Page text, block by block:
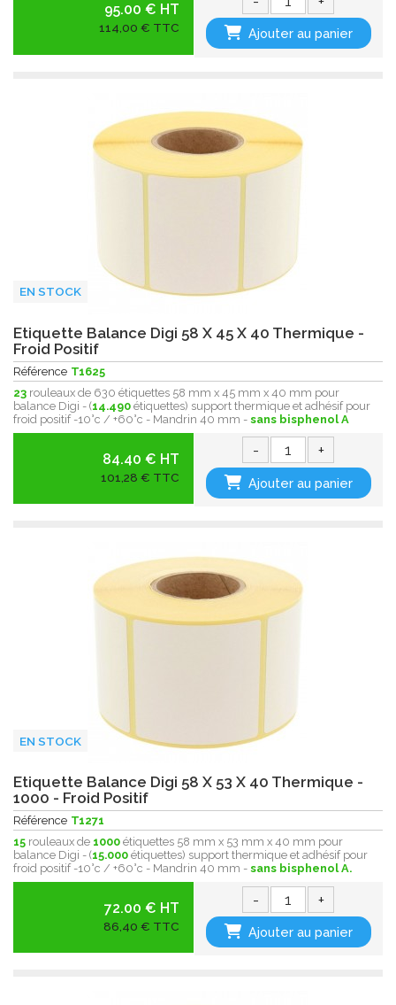
95.00 € HT
114,00 € TTC Ajouter au panier
EN STOCK
Etiquette Balance Digi 58 X 45 X 40 Thermique -
Froid Positif
Référence T1625
23 rouleaux de 630 étiquettes 58 mm x 45 mm x 40 mm pour
balance Digi - (14.490 étiquettes) support thermique et adhésif pour
froid positif -10°c / +60°c - Mandrin 40 mm - sans bisphenol A
84.40 € HT
101,28 € TTC
- +
Ajouter au panier
EN STOCK
Etiquette Balance Digi 58 X 53 X 40 Thermique -
1000 - Froid Positif
Référence T1271
15 rouleaux de 1000 étiquettes 58 mm x 53 mm x 40 mm pour
balance Digi - (15.000 étiquettes) support thermique et adhésif pour
froid positif -10°c / +60°c - Mandrin 40 mm - sans bisphenol A.
72.00 € HT
86,40 € TTC
- +
Ajouter au panier